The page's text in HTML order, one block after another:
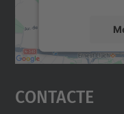
powered
Contacte